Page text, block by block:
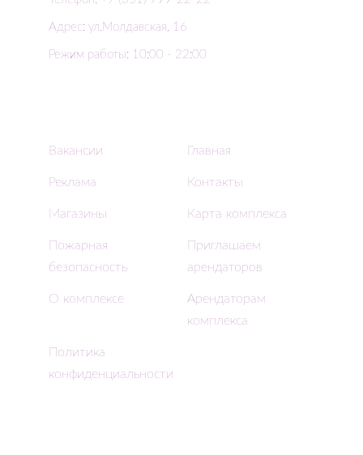
Адрес: ул.Молдавская, 16
Режим работы: 10:00 - 22:00
Вакансии Главная
Реклама Контакты
Магазины Карта комплекса
Пожарная
безопасность
Приглашаем
арендаторов
О комплексе
Арендаторам
комплекса
Политика
конфиденциальности